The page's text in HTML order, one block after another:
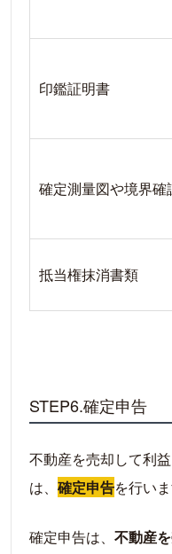
印鑑証明書
確定測量図や境界確
抵当権抹消書類
STEP6.確定申告
不動産を売却して利
は、 確定申告を行いま
確定申告は、 不動産